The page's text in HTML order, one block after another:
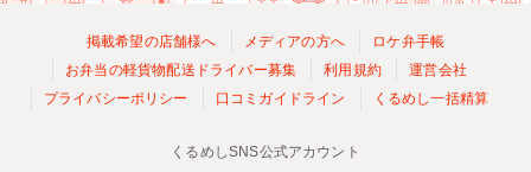
掲載希望の店舗様へ メディアの方へ
ロケ弁手帳
お弁当の軽貨物配送ドライバー募集
利用規約
運営会社
プライバシーポリシー
口コミガイドライン くるめし一括精算
くるめしSNS公式アカウント